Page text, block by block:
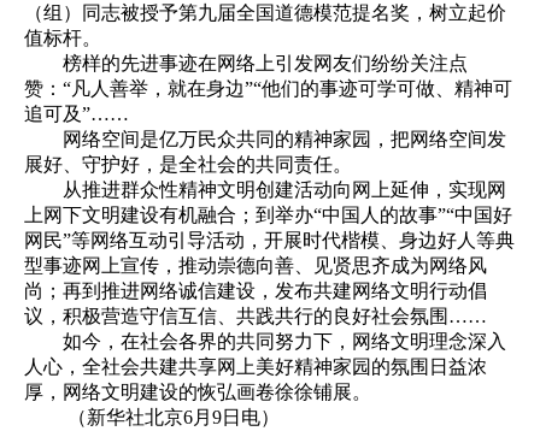
（组）同志被授予第九届全国道德模范提名奖，树立起价
值标杆。
榜样的先进事迹在网络上引发网友们纷纷关注点
赞：“凡人善举，就在身边”“他们的事迹可学可做、精神可
追可及”……
网络空间是亿万民众共同的精神家园，把网络空间发
展好、守护好，是全社会的共同责任。
从推进群众性精神文明创建活动向网上延伸，实现网
上网下文明建设有机融合；到举办“中国人的故事”“中国好
网民”等网络互动引导活动，开展时代楷模、身边好人等典
型事迹网上宣传，推动崇德向善、见贤思齐成为网络风
尚；再到推进网络诚信建设，发布共建网络文明行动倡
议，积极营造守信互信、共践共行的良好社会氛围……
如今，在社会各界的共同努力下，网络文明理念深入
人心，全社会共建共享网上美好精神家园的氛围日益浓
厚，网络文明建设的恢弘画卷徐徐铺展。
（新华社北京6月9日电）